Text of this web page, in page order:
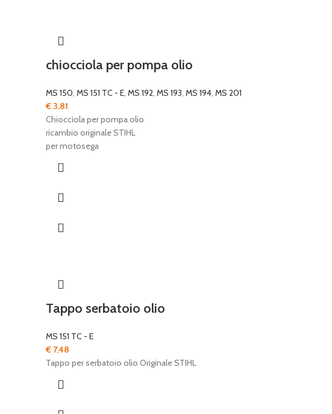
chiocciola per pompa olio
MS 150, MS 151 TC - E, MS 192, MS 193, MS 194, MS 201
€ 3,81
Chiocciola per pompa olio
ricambio originale STIHL
per motosega
Tappo serbatoio olio
MS 151 TC - E
€ 7,48
Tappo per serbatoio olio Originale STIHL